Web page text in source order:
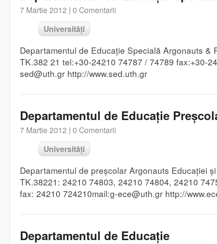
7 Martie 2012 | 0 Comentarii
Universități
Departamentul de Educație Specială Argonauts &
TK.382 21 tel:+30-24210 74787 / 74789 fax:+30-
sed@uth.gr http://www.sed.uth.gr
Departamentul de Educație
7 Martie 2012 | 0 Comentarii
Universități
Departamentul de preșcolar Argonauts Educației
TK.38221: 24210 74803, 24210 74804, 24210
fax: 24210 724210mail:g-ece@uth.gr http://
Departamentul de Educație